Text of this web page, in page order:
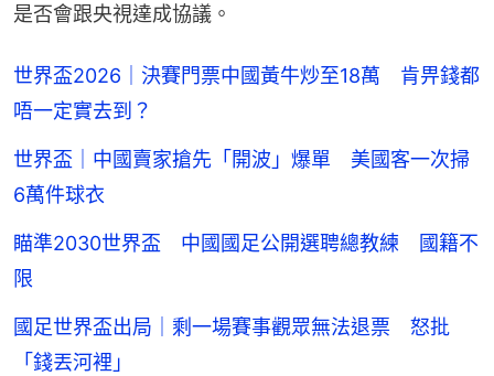
是否會跟央視達成協議。
世界盃2026｜決賽門票中國黃牛炒至18萬 肯畀錢都
唔一定實去到？
世界盃｜中國賣家搶先「開波」爆單 美國客一次掃
6萬件球衣
瞄準2030世界盃 中國國足公開選聘總教練 國籍不
限
國足世界盃出局｜剩一場賽事觀眾無法退票 怒批
「錢丟河裡」